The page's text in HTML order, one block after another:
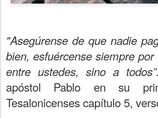
"Asegúrense de que nadie
bien, esfuércense siempre
entre ustedes, sino a todos”.
apóstol Pablo en su
Tesalonicenses capítulo 5,